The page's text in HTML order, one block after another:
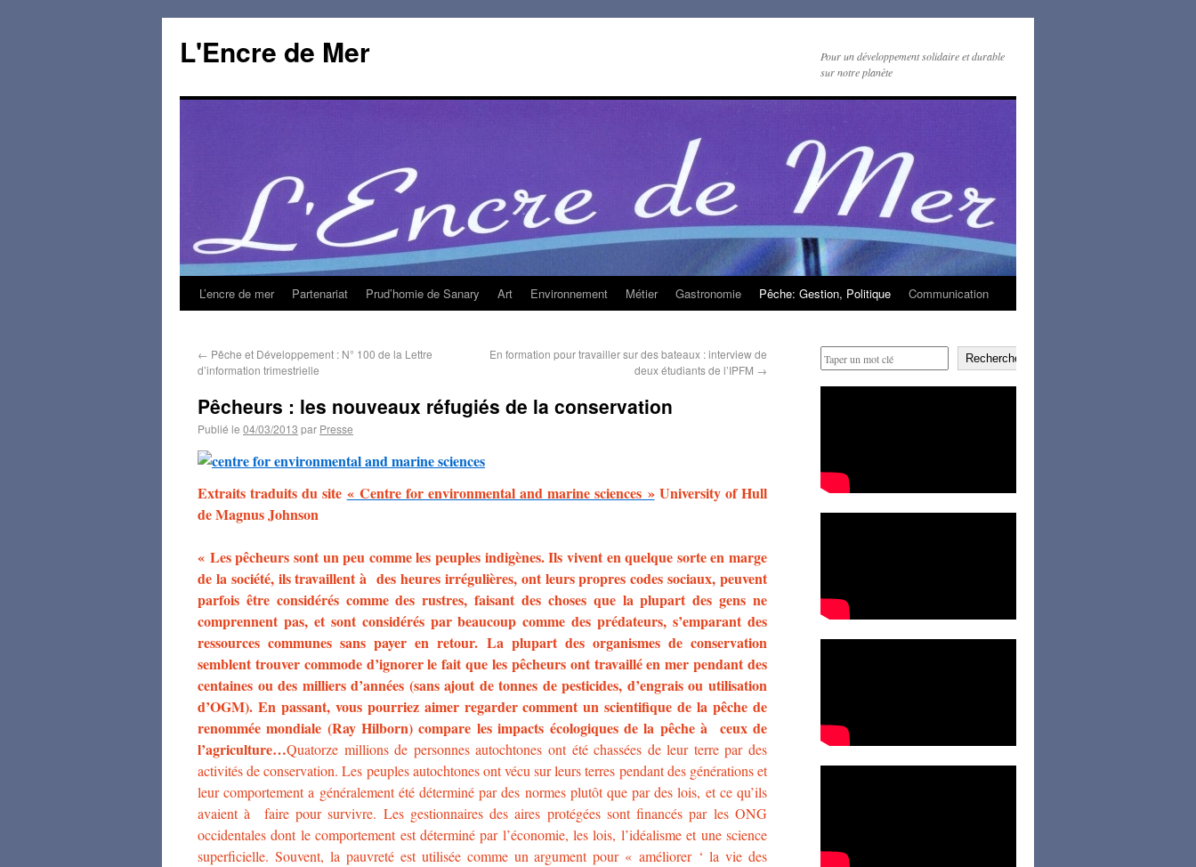
L'Encre de Mer
Pour un développement solidaire et durable
sur notre planète
L’encre de mer Partenariat Prud’homie de Sanary Art Environnement Métier Gastronomie Pêche: Gestion, Politique Communication
← Pêche et Développement : N° 100 de la Lettre
d’information trimestrielle
En formation pour travailler sur des bateaux : interview de
deux étudiants de l’IPFM →
Pêcheurs : les nouveaux réfugiés de la conservation
Publié le 04/03/2013 par Presse
Extraits traduits du site « Centre for environmental and marine sciences »University of Hull
de Magnus Johnson
« Les pêcheurs sont un peu comme les peuples indigènes. Ils vivent en quelque sorte en marge
de la société, ils travaillent à des heures irrégulières, ont leurs propres codes sociaux, peuvent
parfois être considérés comme des rustres, faisant des choses que la plupart des gens ne
comprennent pas, et sont considérés par beaucoup comme des prédateurs, s’emparant des
ressources communes sans payer en retour. La plupart des organismes de conservation
semblent trouver commode d’ignorer le fait que les pêcheurs ont travaillé en mer pendant des
centaines ou des milliers d’années (sans ajout de tonnes de pesticides, d’engrais ou utilisation
d’OGM). En passant, vous pourriez aimer regarder comment un scientifique de la pêche de
renommée mondiale (Ray Hilborn) compare les impacts écologiques de la pêche à ceux de
l’agriculture…Quatorze millions de personnes autochtones ont été chassées de leur terre par des
activités de conservation. Les peuples autochtones ont vécu sur leurs terres pendant des générations et
leur comportement a généralement été déterminé par des normes plutôt que par des lois, et ce qu’ils
avaient à faire pour survivre. Les gestionnaires des aires protégées sont financés par les ONG
occidentales dont le comportement est déterminé par l’économie, les lois, l’idéalisme et une science
superficielle. Souvent, la pauvreté est utilisée comme un argument pour « améliorer ‘ la vie des
Rechercher